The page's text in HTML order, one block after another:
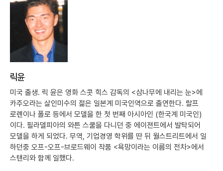
릭윤
미국 출생. 릭 윤은 영화 스콧 힉스 감독의 <삼나무에 내리는 눈>에
카주오라는 살인미수의 젊은 일본계 미국인역으로 출연한다. 랄프
로렌이나 폴로 등에서 모델을 한 첫 번째 아시아인 (한국계 미국인)
이다. 필라델피아의 와튼 스쿨을 다니던 중 에이젼트에서 발탁되어
모델을 하게 되었다. 무역, 기업경영 학위를 딴 뒤 월스트리트에서 일
하던중 오프-오프-브로드웨이 작품 <욕망이라는 이름의 전차>에서
스탠리와 함께 일했다.